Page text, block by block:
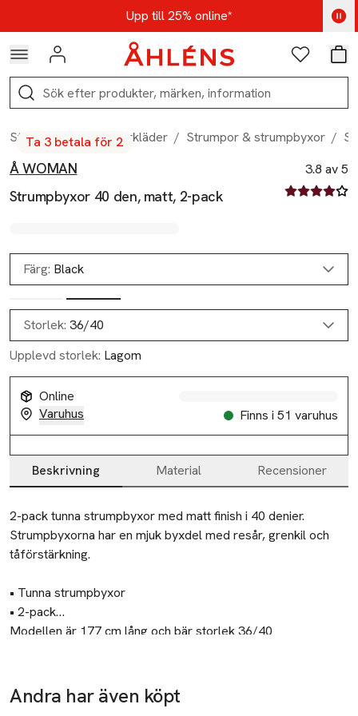
Hoppa till navigationsmenynUpp till 25% online*
Kod: AUG25 - Shoppa nu
Logga in Favoriter
Sök
Start / Dam / Underkläder / Strumpor & strumpbyxor /
Produktbilder
Hoppa över bildspelet
Ta 3 betala för 2
Å WOMAN
Strumpbyxor 40 den, matt, 2-pack
3.8 av 5
3.8 av fem
Färg: Black
Storlek: 36/40
Upplevd storlek: Lagom
Online
Varuhus
Finns i 51 varuhus
Produktinformation
Beskrivning Material Recensioner
Beskrivning
2-pack tunna strumpbyxor med matt finish i 40 denier.
Strumpbyxorna har en mjuk byxdel med resår, grenkil och
tåförstärkning.
• Tunna strumpbyxor
• 2-pack
• Grenkil och tåförstärkning
Modellen är 177 cm lång och bär storlek 36/40
Dalagatan 100
Andra har även köpt
Ta 3 betala för
Ta 3 betala för